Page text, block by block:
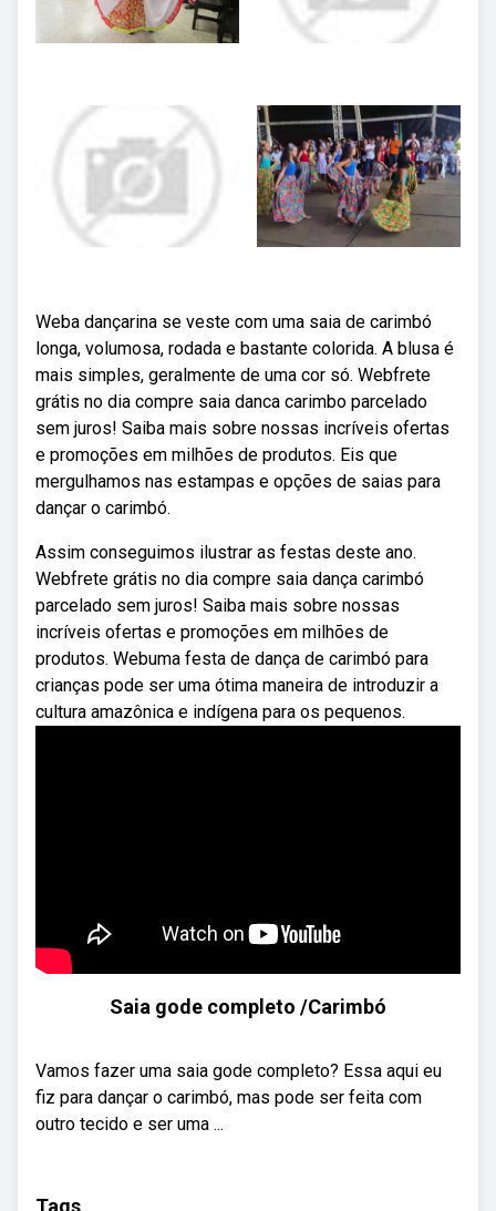
Weba dançarina se veste com uma saia de carimbó
longa, volumosa, rodada e bastante colorida. A blusa é
mais simples, geralmente de uma cor só. Webfrete
grátis no dia compre saia danca carimbo parcelado
sem juros! Saiba mais sobre nossas incríveis ofertas
e promoções em milhões de produtos. Eis que
mergulhamos nas estampas e opções de saias para
dançar o carimbó.
Assim conseguimos ilustrar as festas deste ano.
Webfrete grátis no dia compre saia dança carimbó
parcelado sem juros! Saiba mais sobre nossas
incríveis ofertas e promoções em milhões de
produtos. Webuma festa de dança de carimbó para
crianças pode ser uma ótima maneira de introduzir a
cultura amazônica e indígena para os pequenos.
Saia gode completo /Carimbó
Vamos fazer uma saia gode completo? Essa aqui eu
fiz para dançar o carimbó, mas pode ser feita com
outro tecido e ser uma ...
Tags